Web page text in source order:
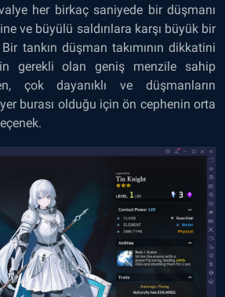
her birkaç saniyede bir düşmanı
ve büyülü saldırılara karşı büyük bir
tankın düşman takımının dikkatini
gerekli olan geniş menzile sahip
çok dayanıklı ve düşmanların
burası olduğu için ön cephenin orta